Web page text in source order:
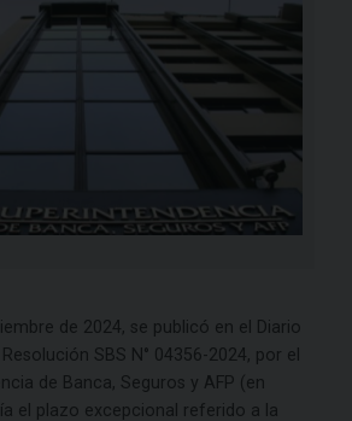
de 2024, se publicó en el Diario
SBS N° 04356-2024, por el
de Banca, Seguros y AFP (en
el plazo excepcional referido a la